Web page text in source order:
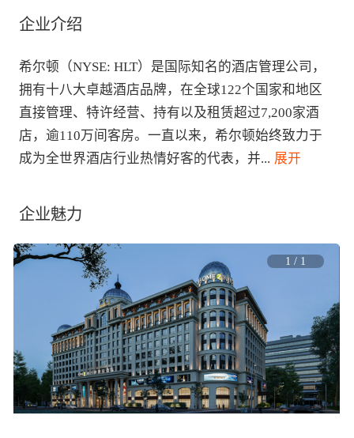
企业介绍
希尔顿（NYSE: HLT）是国际知名的酒店管理公司，
拥有十八大卓越酒店品牌，在全球122个国家和地区
直接管理、特许经营、持有以及租赁超过7,200家酒
店，逾110万间客房。一直以来，希尔顿始终致力于
成为全世界酒店行业热情好客的代表，并... 展开
企业魅力
1 / 1